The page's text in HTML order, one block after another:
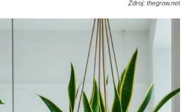
Zdroj: thegrow.net